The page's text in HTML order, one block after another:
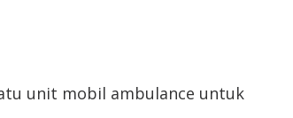
unit mobil ambulance untuk